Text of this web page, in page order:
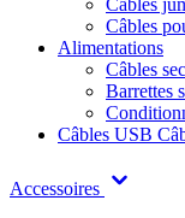
Câbles
Câbles
Alimentations
Câbles
Barrettes
Câbles USB
Accessoires